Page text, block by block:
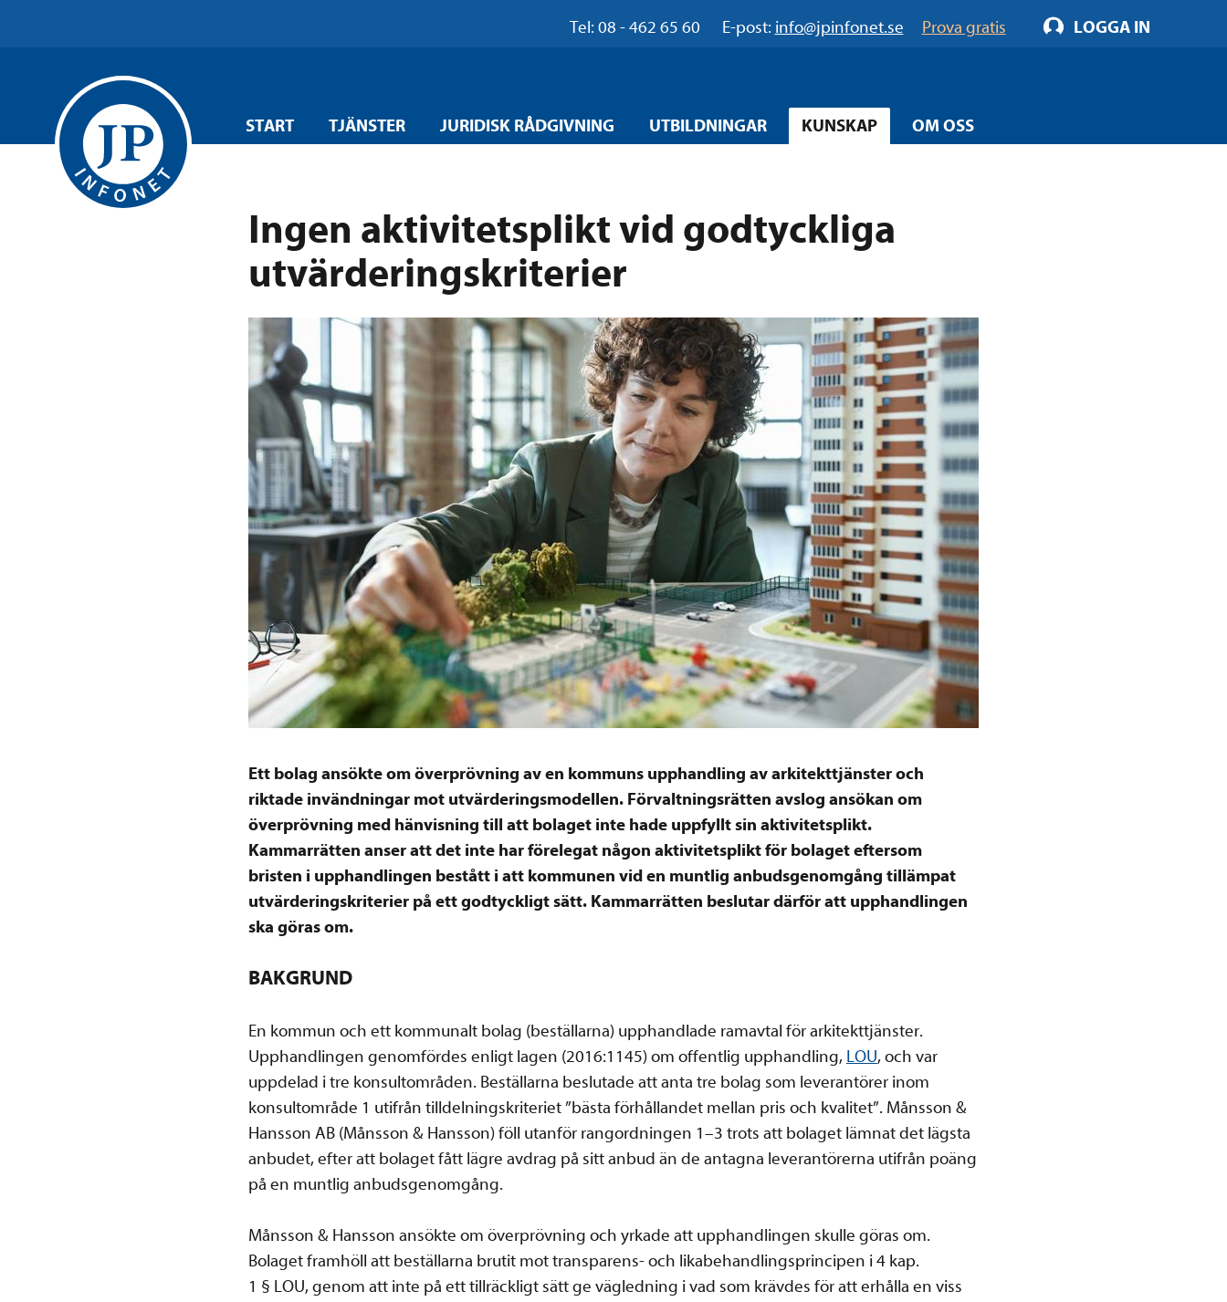
Tel: 08 - 462 65 60 E-post: info@jpinfonet.se Prova gratis LOGGA IN
START TJÄNSTER JURIDISK RÅDGIVNING UTBILDNINGAR KUNSKAP OM OSS
Ingen aktivitetsplikt vid godtyckliga
utvärderingskriterier
Ett bolag ansökte om överprövning av en kommuns upphandling av arkitekttjänster och
riktade invändningar mot utvärderingsmodellen. Förvaltningsrätten avslog ansökan om
överprövning med hänvisning till att bolaget inte hade uppfyllt sin aktivitetsplikt.
Kammarrätten anser att det inte har förelegat någon aktivitetsplikt för bolaget eftersom
bristen i upphandlingen bestått i att kommunen vid en muntlig anbudsgenomgång tillämpat
utvärderingskriterier på ett godtyckligt sätt. Kammarrätten beslutar därför att upphandlingen
ska göras om.
BAKGRUND
En kommun och ett kommunalt bolag (beställarna) upphandlade ramavtal för arkitekttjänster.
Upphandlingen genomfördes enligt lagen (2016:1145) om offentlig upphandling, LOU, och var
uppdelad i tre konsultområden. Beställarna beslutade att anta tre bolag som leverantörer inom
konsultområde 1 utifrån tilldelningskriteriet ”bästa förhållandet mellan pris och kvalitet”. Månsson &
Hansson AB (Månsson & Hansson) föll utanför rangordningen 1–3 trots att bolaget lämnat det lägsta
anbudet, efter att bolaget fått lägre avdrag på sitt anbud än de antagna leverantörerna utifrån poäng
på en muntlig anbudsgenomgång.
Månsson & Hansson ansökte om överprövning och yrkade att upphandlingen skulle göras om.
Bolaget framhöll att beställarna brutit mot transparens- och likabehandlingsprincipen i 4 kap.
1 § LOU, genom att inte på ett tillräckligt sätt ge vägledning i vad som krävdes för att erhålla en viss